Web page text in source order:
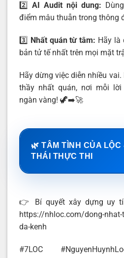
2️⃣ AI Audit nội dung:
điểm mâu thuẫn trong thông
3️⃣ Nhất quán từ tâm: Hãy là
bản tử tế nhất trên mọi mặt
Hãy dừng việc diễn nhiều
thầy nhất quán, nơi mỗi
ngàn vàng! 🦖➡️🚀
🌿 TÂM TÌNH CỦA LỘC
THÁI THỰC THI
👉 Bí quyết xây dựng uy
https://nhloc.com/dong-nhat-
da-kenh
#7LOC